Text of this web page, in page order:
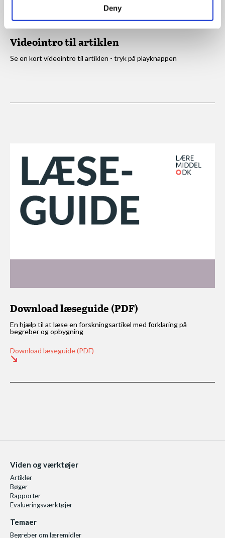
Deny
Videointro til artiklen
Se en kort videointro til artiklen - tryk på playknappen
Download læseguide (PDF)
En hjælp til at læse en forskningsartikel med forklaring på
begreber og opbygning
Download læseguide (PDF)
Viden og værktøjer
Artikler
Bøger
Rapporter
Evalueringsværktøjer
Temaer
Begreber om læremidler